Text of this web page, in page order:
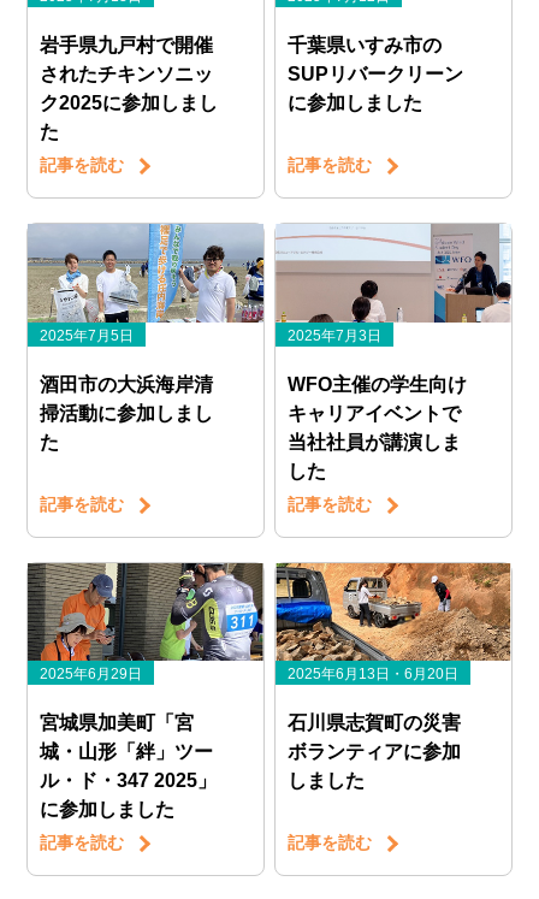
岩手県九戸村で開催
されたチキンソニッ
ク2025に参加しまし
た
記事を読む
千葉県いすみ市の
SUPリバークリーン
に参加しました
記事を読む
2025年7月5日
酒田市の大浜海岸清
掃活動に参加しまし
た
記事を読む
2025年7月3日
WFO主催の学生向け
キャリアイベントで
当社社員が講演しま
した
記事を読む
2025年6月29日
宮城県加美町「宮
城・山形「絆」ツー
ル・ド・347 2025」
に参加しました
記事を読む
2025年6月13日・6月20日
石川県志賀町の災害
ボランティアに参加
しました
記事を読む